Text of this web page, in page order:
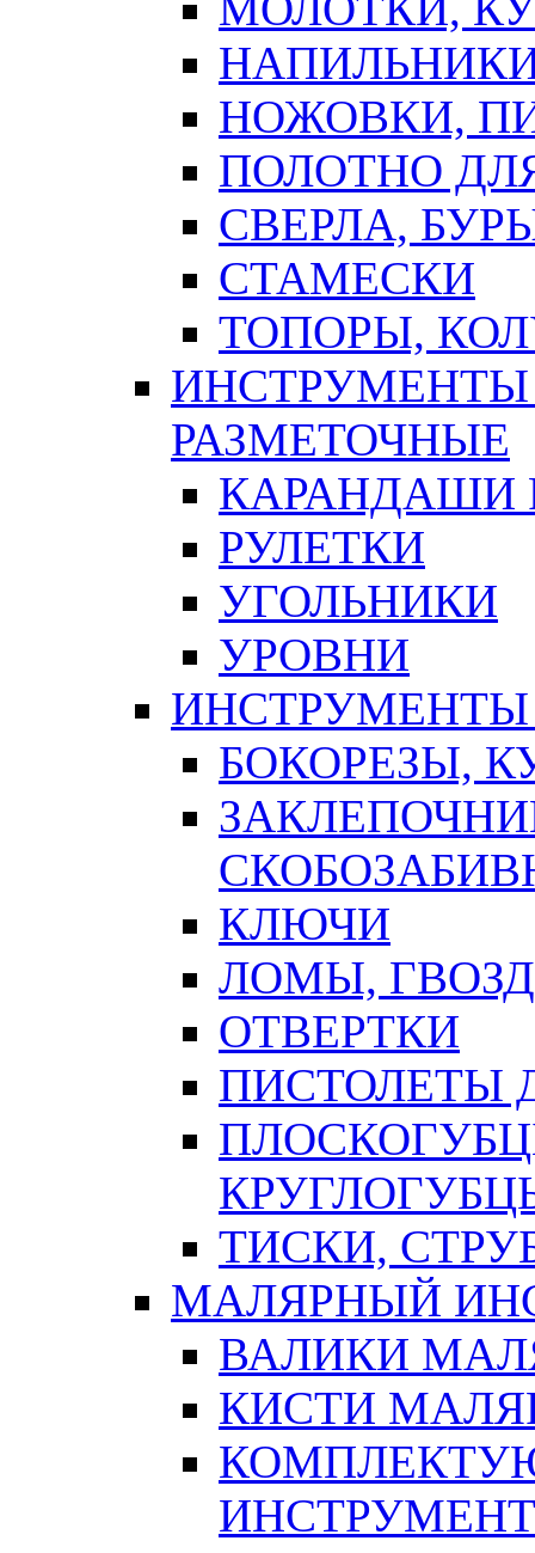
НОЖОВКИ,
ПОЛОТНО
СВЕРЛА,
СТАМЕСКИ
ТОПОРЫ,
ИНСТРУМЕНТЫ
РАЗМЕТОЧНЫЕ
КАРАНДАШИ
РУЛЕТКИ
УГОЛЬНИКИ
УРОВНИ
БОКОРЕЗЫ,
КЛЮЧИ
ЛОМЫ,
ОТВЕРТКИ
ПИСТОЛЕТЫ
ТИСКИ,
МАЛЯРНЫЙ
ВАЛИКИ
КИСТИ